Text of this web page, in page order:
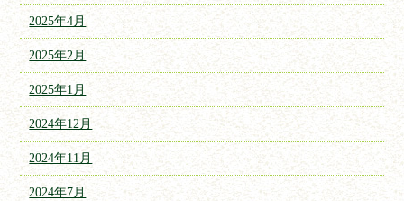
2025年4月
2025年2月
2025年1月
2024年12月
2024年11月
2024年7月